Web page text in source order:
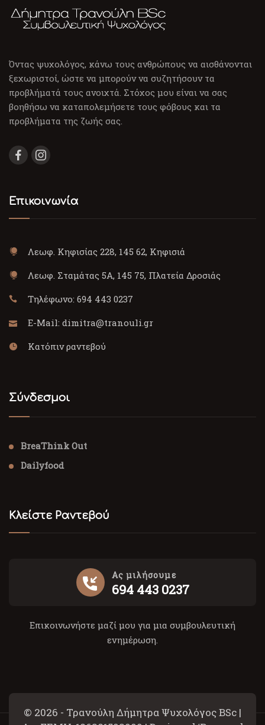
Όντας ψυχολόγος, κάνω τους ανθρώπους να αισθάνονται
ξεχωριστοί, ώστε να μπορούν να συζητήσουν τα
προβλήματά τους ανοιχτά. Στόχος μου είναι να σας
βοηθήσω να καταπολεμήσετε τους φόβους και τα
προβλήματα της ζωής σας.
Επικοινωνία
Λεωφ. Κηφισίας 228, 145 62, Κηφισιά
Λεωφ. Σταμάτας 5Α, 145 75, Πλατεία Δροσιάς
Τηλέφωνο: 694 443 0237
E-Mail: dimitra@tranouli.gr
Κατόπιν ραντεβού
Σύνδεσμοι
BreaThink Out
Dailyfood
Κλείστε Ραντεβού
Ας μιλήσουμε
694 443 0237
Επικοινωνήστε μαζί μου για μια συμβουλευτική
ενημέρωση.
© 2026 - Τρανούλη Δήμητρα Ψυχολόγος BSc |